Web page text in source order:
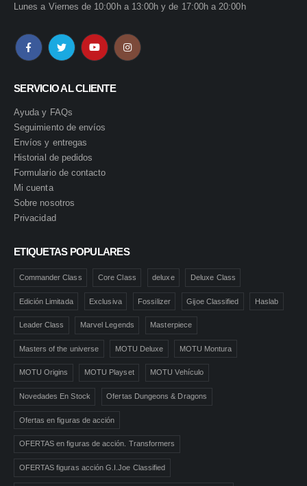
Lunes a Viernes de 10:00h a 13:00h y de 17:00h a 20:00h
SERVICIO AL CLIENTE
Ayuda y FAQs
Seguimiento de envíos
Envíos y entregas
Historial de pedidos
Formulario de contacto
Mi cuenta
Sobre nosotros
Privacidad
ETIQUETAS POPULARES
Commander Class Core Class deluxe Deluxe Class
Edición Limitada Exclusiva Fossilizer Gijoe Classified Haslab
Leader Class Marvel Legends Masterpiece
Masters of the universe MOTU Deluxe MOTU Montura
MOTU Origins MOTU Playset MOTU Vehículo
Novedades En Stock Ofertas Dungeons & Dragons
Ofertas en figuras de acción
OFERTAS en figuras de acción. Transformers
OFERTAS figuras acción G.I.Joe Classified